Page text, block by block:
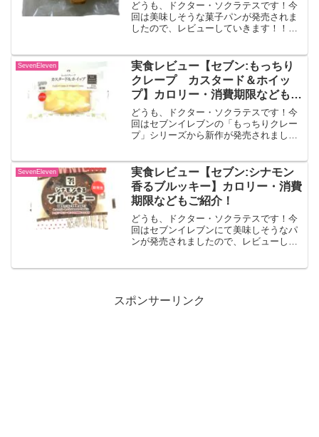
どうも、ドクター・ソクラテスです！今
回は美味しそうな菓子パンが発売されま
したので、レビューしていきます！！り
に乗せて焼き上げ、底面をキャラメリゼ
させたスイーツのように楽...
SevenEleven
実食レビュー【セブン:もっちり
クレープ カスタード＆ホイッ
プ】カロリー・消費期限などもご
紹介！
どうも、ドクター・ソクラテスです！今
回はセブンイレブンの「もっちりクレー
プ」シリーズから新作が発売されました
ちり食感のクレープです。卵のコクを感
じられるカスタードとさっ...
SevenEleven
実食レビュー【セブン:シナモン
香るブルッキー】カロリー・消費
期限などもご紹介！
どうも、ドクター・ソクラテスです！今
回はセブンイレブンにて美味しそうなパ
ンが発売されましたので、レビューして
スポンサーリンク